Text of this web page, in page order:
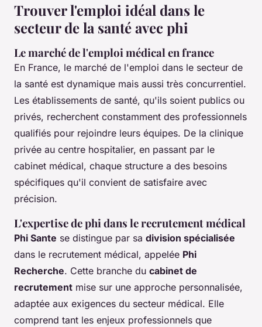
Trouver l'emploi idéal dans le
secteur de la santé avec phi
Le marché de l'emploi médical en france
En France, le marché de l'emploi dans le secteur de
la santé est dynamique mais aussi très concurrentiel.
Les établissements de santé, qu'ils soient publics ou
privés, recherchent constamment des professionnels
qualifiés pour rejoindre leurs équipes. De la clinique
privée au centre hospitalier, en passant par le
cabinet médical, chaque structure a des besoins
spécifiques qu'il convient de satisfaire avec
précision.
L'expertise de phi dans le recrutement médical
Phi Sante se distingue par sa division spécialisée
dans le recrutement médical, appelée Phi
Recherche. Cette branche du cabinet de
recrutement mise sur une approche personnalisée,
adaptée aux exigences du secteur médical. Elle
comprend tant les enjeux professionnels que